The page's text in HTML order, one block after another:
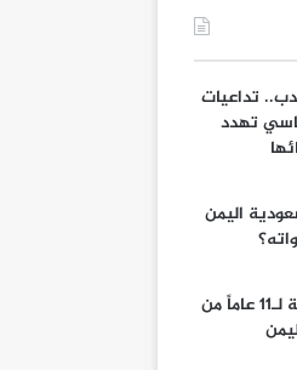
تداعيات
تهدد
اليمن
إحصائية مفصلة لـ11 عاماً من